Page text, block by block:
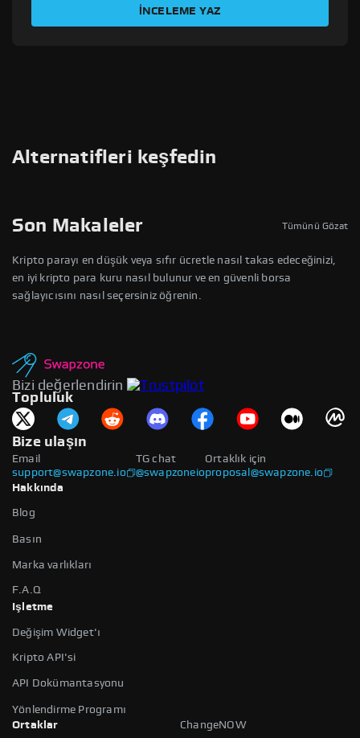
İşlem Kimliği
İNCELEME YAZ
Alternatifleri keşfedin
Son Makaleler Tümünü Gözat
Kripto parayı en düşük veya sıfır ücretle nasıl takas edeceğinizi,
en iyi kripto para kuru nasıl bulunur ve en güvenli borsa
sağlayıcısını nasıl seçersiniz öğrenin.
Bizi değerlendirin
Topluluk
Bize ulaşın
Email
support@swapzone.io
Ortaklık için
proposal@swapzone.io
TG chat
@swapzoneio
Hakkında
Blog
Basın
Marka varlıkları
F.A.Q
Işletme
Değişim Widget'ı
Kripto API'si
API Dokümantasyonu
Yönlendirme Programı
Ortaklar
ChangeNOW